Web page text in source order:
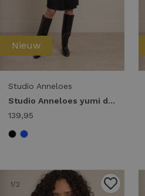
Nieuw
Studio Anneloes
Studio Anneloes yumi dress 14390 Jurk 9000 black
139,95
1/2